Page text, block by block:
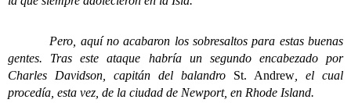
Pero, aquí no acabaron los sobresaltos para estas buenas
gentes. Tras este ataque habría un segundo encabezado por
Charles Davidson, capitán del balandro St. Andrew , el cual
procedía, esta vez, de la ciudad de Newport, en Rhode Island.